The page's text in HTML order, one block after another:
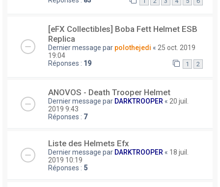
[eFX Collectibles] Boba Fett Helmet ESB
Replica
Dernier message par polothejedi « 25 oct. 2019
19:04
Réponses : 19 1 2
ANOVOS - Death Trooper Helmet
Dernier message par DARKTROOPER « 20 juil.
2019 9:43
Réponses : 7
Liste des Helmets Efx
Dernier message par DARKTROOPER « 18 juil.
2019 10:19
Réponses : 5